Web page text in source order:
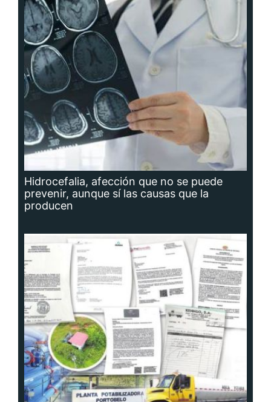
Hidrocefalia, afección que no se puede
prevenir, aunque sí las causas que la
producen